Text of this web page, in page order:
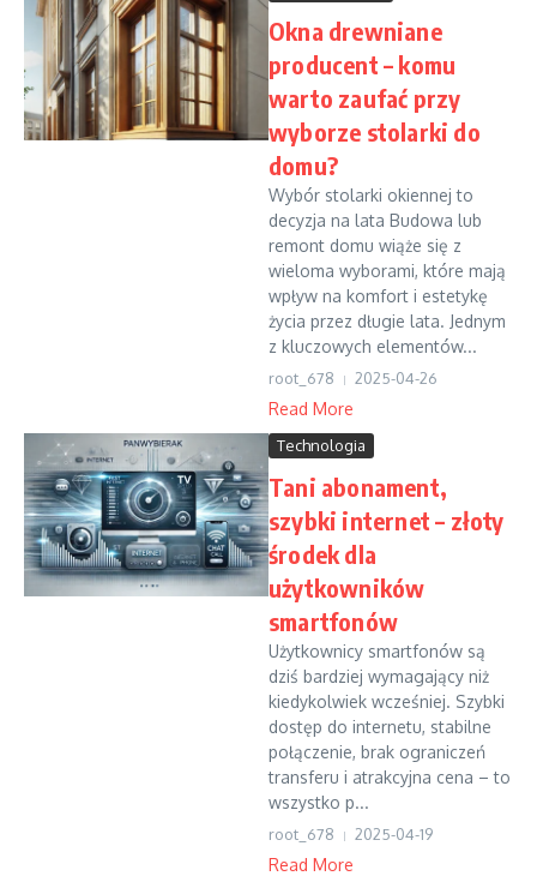
Okna drewniane
producent – komu
warto zaufać przy
wyborze stolarki do
domu?
Wybór stolarki okiennej to
decyzja na lata Budowa lub
remont domu wiąże się z
wieloma wyborami, które mają
wpływ na komfort i estetykę
życia przez długie lata. Jednym
z kluczowych elementów...
root_678 2025-04-26
Read More
Technologia
Tani abonament,
szybki internet – złoty
środek dla
użytkowników
smartfonów
Użytkownicy smartfonów są
dziś bardziej wymagający niż
kiedykolwiek wcześniej. Szybki
dostęp do internetu, stabilne
połączenie, brak ograniczeń
transferu i atrakcyjna cena – to
wszystko p...
root_678 2025-04-19
Read More